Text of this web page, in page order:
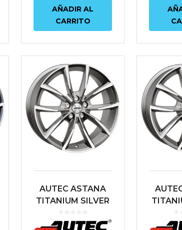
AÑADIR AL
CARRITO
AUTEC ASTANA
TITANIUM SILVER
5X112 ET30 66.6